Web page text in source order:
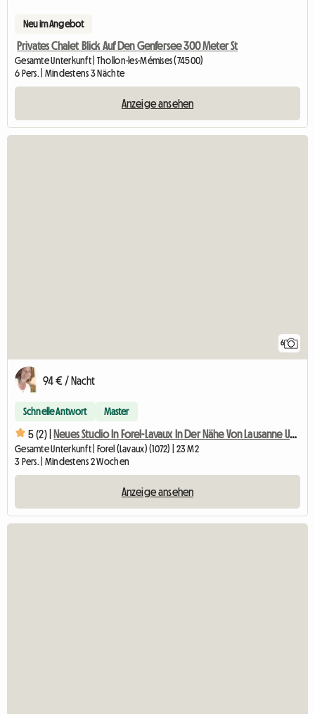
Neu im Angebot
Privates Chalet Blick Auf Den Genfersee 300 Meter St
Gesamte Unterkunft | Thollon-les-Mémises (74500)
6 Pers. | Mindestens 3 Nächte
Anzeige ansehen
6
94 € / Nacht
Schnelle Antwort Master
5 (2) | Neues Studio In Forel-Lavaux In Der Nähe Von Lausanne Und Vevey
Gesamte Unterkunft | Forel (Lavaux) (1072) | 23 M2
3 Pers. | Mindestens 2 Wochen
Anzeige ansehen